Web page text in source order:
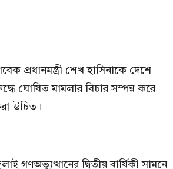
প্রধানমন্ত্রী শেখ হাসিনাকে দেশে
ঘোষিত মামলার বিচার সম্পন্ন করে
উচিত।
গণঅভ্যুত্থানের দ্বিতীয় বার্ষিকী সামনে